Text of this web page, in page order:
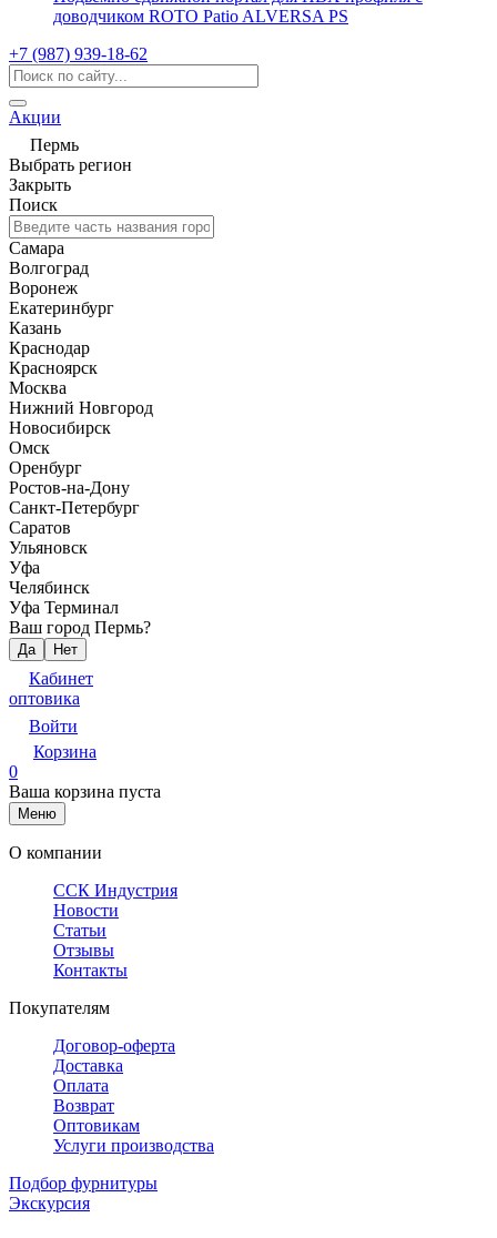
доводчиком ROTO Patio ALVERSA PS
+7 (987) 939-18-62
Акции
Пермь
Выбрать регион
Закрыть
Поиск
Самара
Волгоград
Воронеж
Екатеринбург
Казань
Краснодар
Красноярск
Москва
Нижний Новгород
Новосибирск
Омск
Оренбург
Ростов-на-Дону
Санкт-Петербург
Саратов
Ульяновск
Уфа
Челябинск
Уфа Терминал
Ваш город Пермь?
Да Нет
Кабинет
оптовика
Войти
Корзина
0
Ваша корзина пуста
Меню
О компании
ССК Индустрия
Новости
Статьи
Отзывы
Контакты
Покупателям
Договор-оферта
Доставка
Оплата
Возврат
Оптовикам
Услуги производства
Подбор фурнитуры
Экскурсия